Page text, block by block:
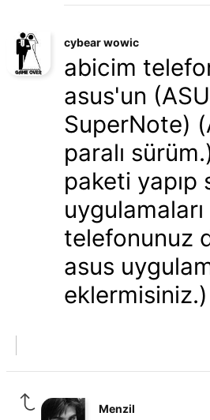
cybear wowic
abicim
asus'un
SuperNote)
paralı
paketi
telefonunuz
asus
eklermisiniz.)
Menzil